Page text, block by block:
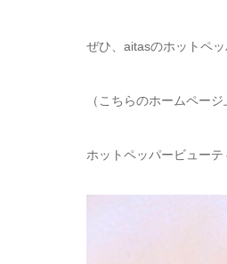
ぜひ、aitasのホットペ
（こちらのホームペー
ホットペッパービューテ